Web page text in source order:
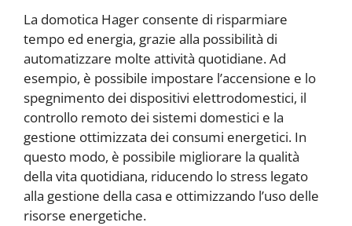
La domotica Hager consente di risparmiare
tempo ed energia, grazie alla possibilità di
automatizzare molte attività quotidiane. Ad
esempio, è possibile impostare l’accensione e lo
spegnimento dei dispositivi elettrodomestici, il
controllo remoto dei sistemi domestici e la
gestione ottimizzata dei consumi energetici. In
questo modo, è possibile migliorare la qualità
della vita quotidiana, riducendo lo stress legato
alla gestione della casa e ottimizzando l’uso delle
risorse energetiche.